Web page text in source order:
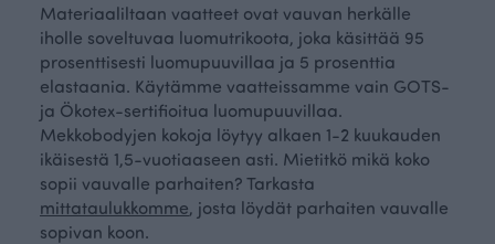
Materiaaliltaan vaatteet ovat vauvan herkälle
iholle soveltuvaa luomutrikoota, joka käsittää 95
prosenttisesti luomupuuvillaa ja 5 prosenttia
elastaania. Käytämme vaatteissamme vain GOTS-
ja Ökotex-sertifioitua luomupuuvillaa.
Mekkobodyjen kokoja löytyy alkaen 1-2 kuukauden
ikäisestä 1,5-vuotiaaseen asti. Mietitkö mikä koko
sopii vauvalle parhaiten? Tarkasta
mittataulukkomme, josta löydät parhaiten vauvalle
sopivan koon.